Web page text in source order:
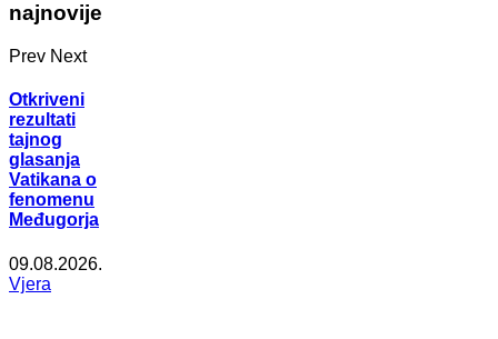
najnovije
Prev Next
Otkriveni
rezultati
tajnog
glasanja
Vatikana o
fenomenu
Međugorja
09.08.2026.
Vjera